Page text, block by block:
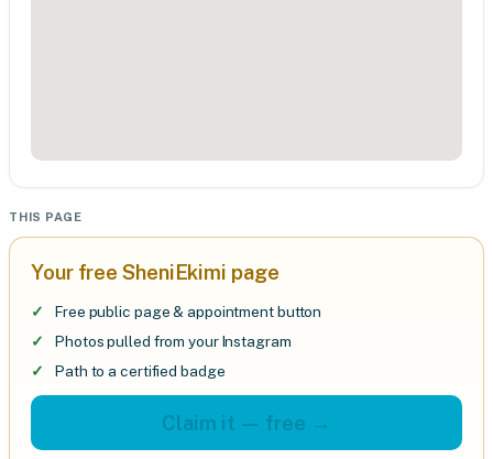
THIS PAGE
Your free SheniEkimi page
Free public page & appointment button
Photos pulled from your Instagram
Path to a certified badge
Claim it — free →